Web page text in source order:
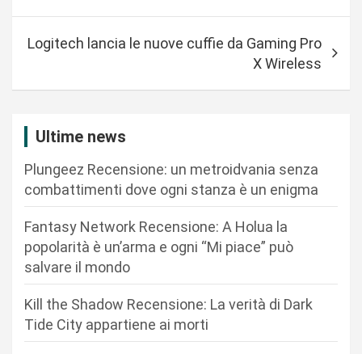
a
Logitech lancia le nuove cuffie da Gaming Pro
X Wireless
Ultime news
Plungeez Recensione: un metroidvania senza
combattimenti dove ogni stanza è un enigma
Fantasy Network Recensione: A Holua la
popolarità è un’arma e ogni “Mi piace” può
salvare il mondo
Kill the Shadow Recensione: La verità di Dark
Tide City appartiene ai morti